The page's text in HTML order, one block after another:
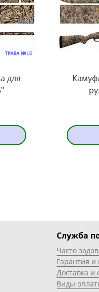
для
Служба
Часто
Гарантия и
Доставка и
Виды